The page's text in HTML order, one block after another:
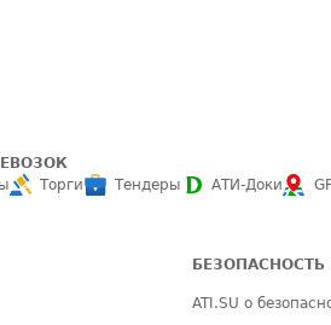
Торги Тендеры АТИ-Доки
БЕЗОПАСНОСТЬ
ATI.SU о